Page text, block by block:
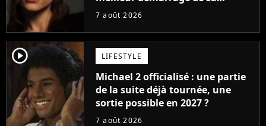
carrière avec son album Petal
7 août 2026
player2 LIFESTYLE
Michael 2 officialisé : une partie
de la suite déjà tournée, une
sortie possible en 2027 ?
7 août 2026